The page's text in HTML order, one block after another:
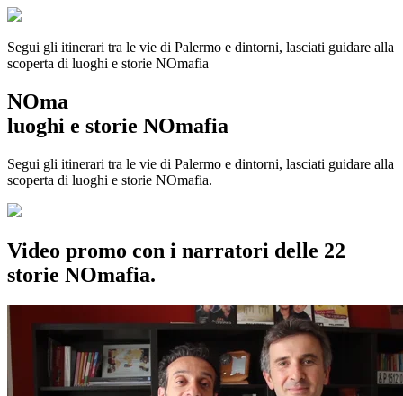
Segui gli itinerari tra le vie di Palermo e dintorni, lasciati guidare alla
scoperta di luoghi e storie NOmafia
NOma
luoghi e storie NOmafia
Segui gli itinerari tra le vie di Palermo e dintorni, lasciati guidare alla
scoperta di luoghi e storie NOmafia.
Video promo con i narratori delle 22
storie NOmafia.